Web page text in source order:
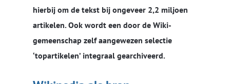
hierbij om de tekst bij ongeveer 2,2 miljoen
artikelen. Ook wordt een door de Wiki-
gemeenschap zelf aangewezen selectie
‘topartikelen’ integraal gearchiveerd.